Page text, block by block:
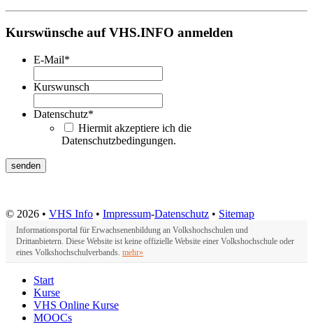
Kurswünsche auf VHS.INFO anmelden
E-Mail*
Kurswunsch
Datenschutz*
Hiermit akzeptiere ich die
Datenschutzbedingungen.
© 2026 • VHS Info • Impressum-Datenschutz • Sitemap
Informationsportal für Erwachsenenbildung an Volkshochschulen und
Drittanbietern. Diese Website ist keine offizielle Website einer Volkshochschule oder
eines Volkshochschulverbands. mehr»
Start
Kurse
VHS Online Kurse
MOOCs